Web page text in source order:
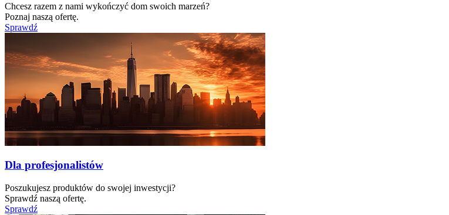
Chcesz razem z nami wykończyć dom swoich marzeń?
Poznaj naszą ofertę.
Sprawdź
Dla profesjonalistów
Poszukujesz produktów do swojej inwestycji?
Sprawdź naszą ofertę.
Sprawdź